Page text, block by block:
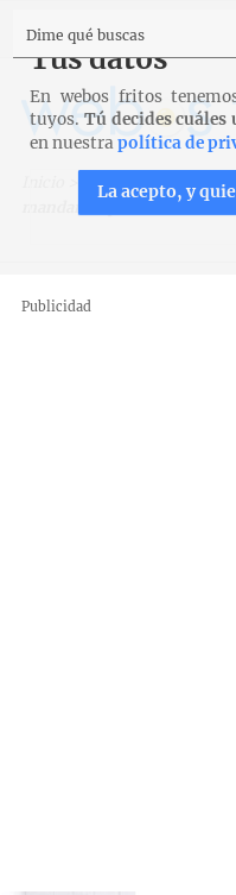
Recetas para
mandarina para Thermomix
Publicidad
Tus datos
En webos fritos
tuyos. Tú decides
en nuestrapolítica de
La acepto, y